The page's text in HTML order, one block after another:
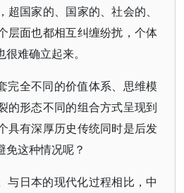
国家的、国家的、社会的、
层面也都相互纠缠纷扰，个体
难确立起来。
完全不同的价值体系、思维模
的形态不同的组合方式呈现到
具有深厚历史传统同时是后发
免这种情况呢？
与日本的现代化过程相比，中